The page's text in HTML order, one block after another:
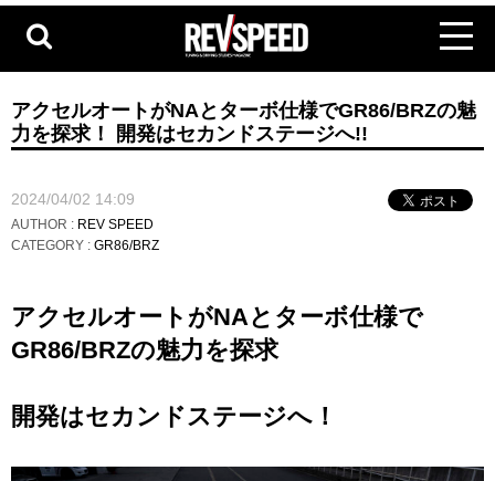
アクセルオートがNAとターボ仕様でGR86/BRZの魅
力を探求！ 開発はセカンドステージへ!!
2024/04/02 14:09
AUTHOR : REV SPEED
CATEGORY : GR86/BRZ
アクセルオートがNAとターボ仕様で
GR86/BRZの魅力を探求
開発はセカンドステージへ！